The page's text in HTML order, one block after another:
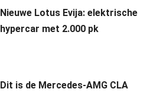
Nieuwe Lotus Evija: elektrische
hypercar met 2.000 pk
Dit is de Mercedes-AMG CLA